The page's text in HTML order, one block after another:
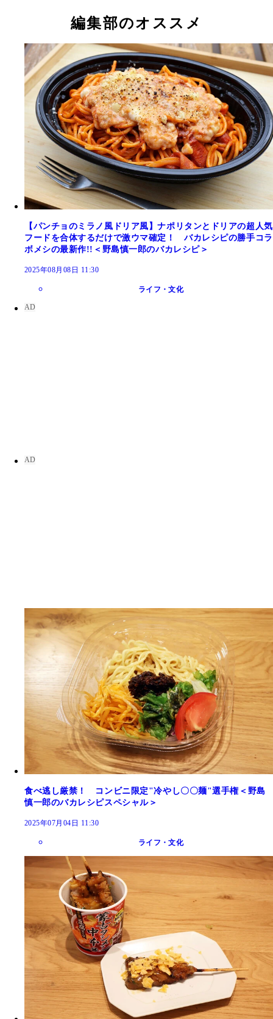
編集部のオススメ
【パンチョのミラノ風ドリア風】ナポリタンとドリアの超人気
フードを合体するだけで激ウマ確定！ バカレシピの勝手コラ
ボメシの最新作!!＜野島慎一郎のバカレシピ＞
2025年08月08日 11:30
ライフ・文化
食べ逃し厳禁！ コンビニ限定"冷やし〇〇麺"選手権＜野島
慎一郎のバカレシピスペシャル＞
2025年07月04日 11:30
ライフ・文化